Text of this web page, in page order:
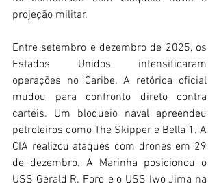
projeção militar.
Entre setembro e dezembro de 2025, os
Estados Unidos intensificaram
operações no Caribe. A retórica oficial
mudou para confronto direto contra
cartéis. Um bloqueio naval apreendeu
petroleiros como The Skipper e Bella 1. A
CIA realizou ataques com drones em 29
de dezembro. A Marinha posicionou o
USS Gerald R. Ford e o USS Iwo Jima na